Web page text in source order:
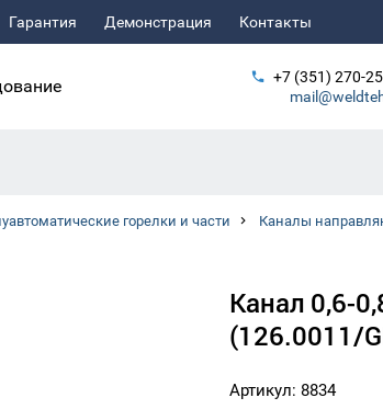
Гарантия Демонстрация Контакты
+7 (351) 270-
горелки и части Каналы
Канал 0,6-
(126.0011/
Артикул: 8834